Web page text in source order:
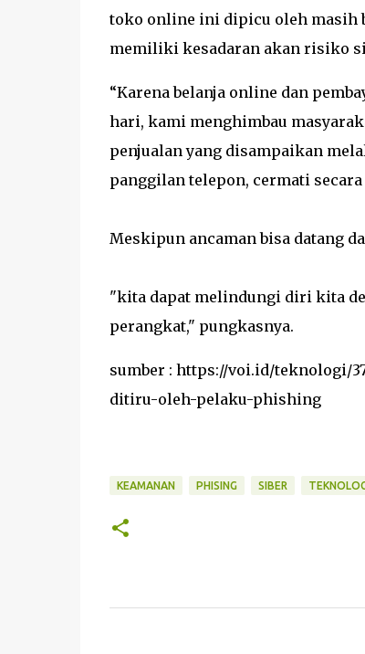
toko online ini dipicu oleh masih
memiliki kesadaran akan risiko
“Karena belanja online dan
hari, kami menghimbau
penjualan yang disampaikan
panggilan telepon, cermati
Meskipun ancaman bisa datang
"kita dapat melindungi diri kita
perangkat," pungkasnya.
sumber : https://voi.id/teknologi/
ditiru-oleh-pelaku-phishing
KEAMANAN PHISING SIBER